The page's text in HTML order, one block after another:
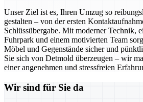
Unser Ziel ist es, Ihren Umzug so
gestalten – von der ersten
Schlüssübergabe. Mit moderner Technik,
Fuhrpark und einem motivierten Team
Möbel und Gegenstände sicher und
Sie sich von Detmold überzeugen – wir
einer angenehmen und stressfreien
Wir sind für Sie da